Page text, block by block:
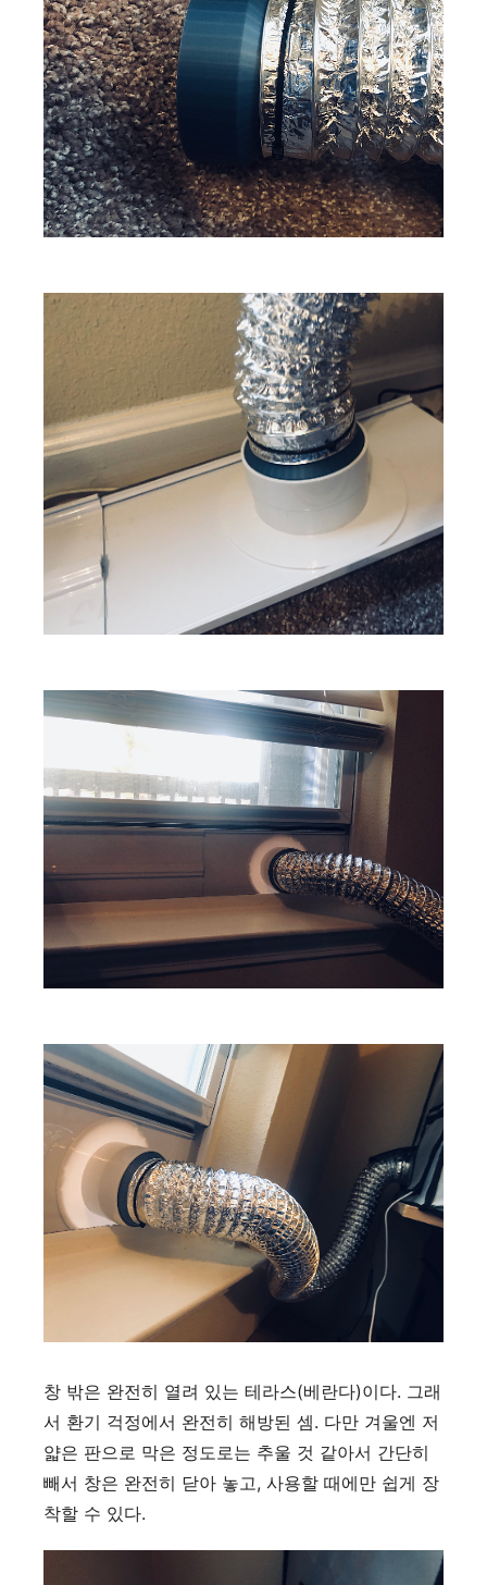
창 밖은 완전히 열려 있는 테라스(베란다)이다. 그래
서 환기 걱정에서 완전히 해방된 셈. 다만 겨울엔 저
얇은 판으로 막은 정도로는 추울 것 같아서 간단히
빼서 창은 완전히 닫아 놓고, 사용할 때에만 쉽게 장
착할 수 있다.